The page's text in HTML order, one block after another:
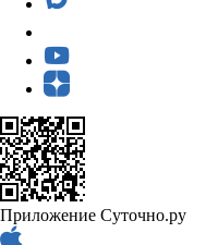
Приложение Суточно.ру